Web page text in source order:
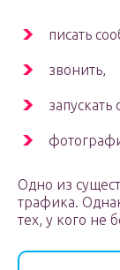
писать
звонить,
Одно из
трафика.
тех, у кого не